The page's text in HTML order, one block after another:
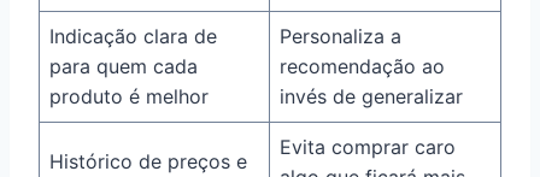
Indicação clara de
para quem cada
produto é melhor
Personaliza a
recomendação ao
invés de generalizar
Histórico de preços e
Evita comprar caro